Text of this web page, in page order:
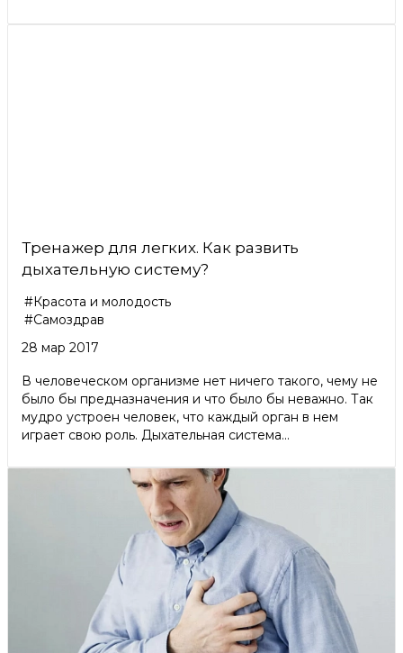
Тренажер для легких. Как развить
дыхательную систему?
#Красота и молодость
#Самоздрав
28 мар 2017
В человеческом организме нет ничего такого, чему не
было бы предназначения и что было бы неважно. Так
мудро устроен человек, что каждый орган в нем
играет свою роль. Дыхательная система...